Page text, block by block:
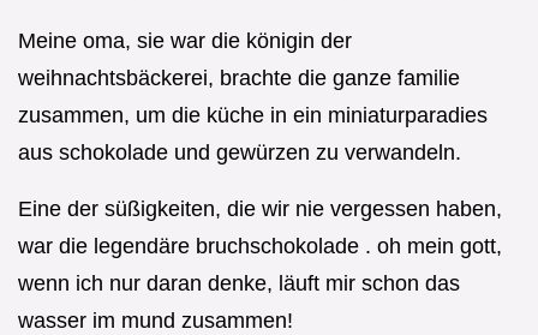
Meine oma, sie war die königin der
weihnachtsbäckerei, brachte die ganze familie
zusammen, um die küche in ein miniaturparadies
aus schokolade und gewürzen zu verwandeln.
Eine der süßigkeiten, die wir nie vergessen haben,
war die legendäre bruchschokolade . oh mein gott,
wenn ich nur daran denke, läuft mir schon das
wasser im mund zusammen!